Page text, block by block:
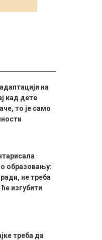
на
кад дете
то је само
образовању:
не треба
изгубити
треба да